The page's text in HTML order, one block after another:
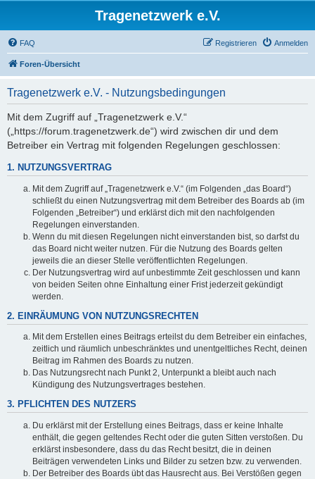
Tragenetzwerk e.V.
FAQ Anmelden
Registrieren
Foren-Übersicht
Tragenetzwerk e.V. - Nutzungsbedingungen
Mit dem Zugriff auf „Tragenetzwerk e.V.“
(„https://forum.tragenetzwerk.de“) wird zwischen dir und dem
Betreiber ein Vertrag mit folgenden Regelungen geschlossen:
1. NUTZUNGSVERTRAG
Mit dem Zugriff auf „Tragenetzwerk e.V.“ (im Folgenden „das Board“)
schließt du einen Nutzungsvertrag mit dem Betreiber des Boards ab (im
Folgenden „Betreiber“) und erklärst dich mit den nachfolgenden
Regelungen einverstanden.
Wenn du mit diesen Regelungen nicht einverstanden bist, so darfst du
das Board nicht weiter nutzen. Für die Nutzung des Boards gelten
jeweils die an dieser Stelle veröffentlichten Regelungen.
Der Nutzungsvertrag wird auf unbestimmte Zeit geschlossen und kann
von beiden Seiten ohne Einhaltung einer Frist jederzeit gekündigt
werden.
2. EINRÄUMUNG VON NUTZUNGSRECHTEN
Mit dem Erstellen eines Beitrags erteilst du dem Betreiber ein einfaches,
zeitlich und räumlich unbeschränktes und unentgeltliches Recht, deinen
Beitrag im Rahmen des Boards zu nutzen.
Das Nutzungsrecht nach Punkt 2, Unterpunkt a bleibt auch nach
Kündigung des Nutzungsvertrages bestehen.
3. PFLICHTEN DES NUTZERS
Du erklärst mit der Erstellung eines Beitrags, dass er keine Inhalte
enthält, die gegen geltendes Recht oder die guten Sitten verstoßen. Du
erklärst insbesondere, dass du das Recht besitzt, die in deinen
Beiträgen verwendeten Links und Bilder zu setzen bzw. zu verwenden.
Der Betreiber des Boards übt das Hausrecht aus. Bei Verstößen gegen